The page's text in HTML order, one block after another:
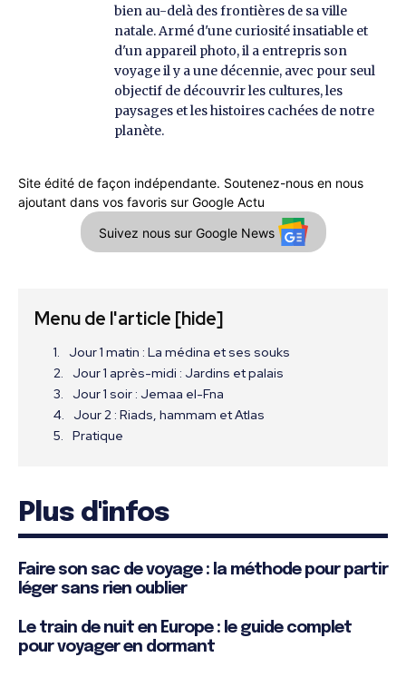
bien au-delà des frontières de sa ville
natale. Armé d'une curiosité insatiable et
d'un appareil photo, il a entrepris son
voyage il y a une décennie, avec pour seul
objectif de découvrir les cultures, les
paysages et les histoires cachées de notre
planète.
Site édité de façon indépendante. Soutenez-nous en nous
ajoutant dans vos favoris sur Google Actu
Suivez nous sur Google News
Menu de l'article [hide]
Jour 1 matin : La médina et ses souks
Jour 1 après-midi : Jardins et palais
Jour 1 soir : Jemaa el-Fna
Jour 2 : Riads, hammam et Atlas
Pratique
Plus d'infos
Faire son sac de voyage : la méthode pour partir
léger sans rien oublier
Le train de nuit en Europe : le guide complet
pour voyager en dormant